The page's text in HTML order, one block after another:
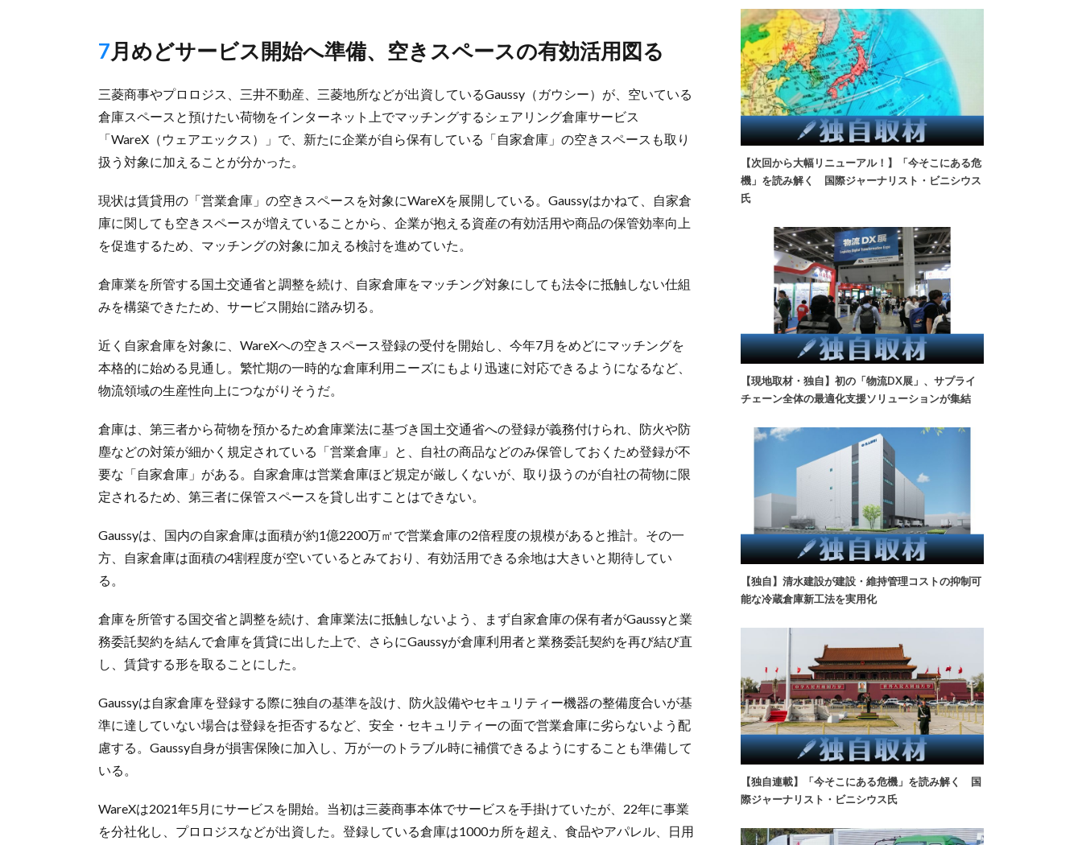
7月めどサービス開始へ準備、空きスペースの有効活用図る
三菱商事やプロロジス、三井不動産、三菱地所などが出資しているGaussy（ガウシー）が、空いている
倉庫スペースと預けたい荷物をインターネット上でマッチングするシェアリング倉庫サービス
「WareX（ウェアエックス）」で、新たに企業が自ら保有している「自家倉庫」の空きスペースも取り
扱う対象に加えることが分かった。
現状は賃貸用の「営業倉庫」の空きスペースを対象にWareXを展開している。Gaussyはかねて、自家倉
庫に関しても空きスペースが増えていることから、企業が抱える資産の有効活用や商品の保管効率向上
を促進するため、マッチングの対象に加える検討を進めていた。
倉庫業を所管する国土交通省と調整を続け、自家倉庫をマッチング対象にしても法令に抵触しない仕組
みを構築できたため、サービス開始に踏み切る。
近く自家倉庫を対象に、WareXへの空きスペース登録の受付を開始し、今年7月をめどにマッチングを
本格的に始める見通し。繁忙期の一時的な倉庫利用ニーズにもより迅速に対応できるようになるなど、
物流領域の生産性向上につながりそうだ。
倉庫は、第三者から荷物を預かるため倉庫業法に基づき国土交通省への登録が義務付けられ、防火や防
塵などの対策が細かく規定されている「営業倉庫」と、自社の商品などのみ保管しておくため登録が不
要な「自家倉庫」がある。自家倉庫は営業倉庫ほど規定が厳しくないが、取り扱うのが自社の荷物に限
定されるため、第三者に保管スペースを貸し出すことはできない。
Gaussyは、国内の自家倉庫は面積が約1億2200万㎡で営業倉庫の2倍程度の規模があると推計。その一
方、自家倉庫は面積の4割程度が空いているとみており、有効活用できる余地は大きいと期待してい
る。
倉庫を所管する国交省と調整を続け、倉庫業法に抵触しないよう、まず自家倉庫の保有者がGaussyと業
務委託契約を結んで倉庫を賃貸に出した上で、さらにGaussyが倉庫利用者と業務委託契約を再び結び直
し、賃貸する形を取ることにした。
Gaussyは自家倉庫を登録する際に独自の基準を設け、防火設備やセキュリティー機器の整備度合いが基
準に達していない場合は登録を拒否するなど、安全・セキュリティーの面で営業倉庫に劣らないよう配
慮する。Gaussy自身が損害保険に加入し、万が一のトラブル時に補償できるようにすることも準備して
いる。
WareXは2021年5月にサービスを開始。当初は三菱商事本体でサービスを手掛けていたが、22年に事業
を分社化し、プロロジスなどが出資した。登録している倉庫は1000カ所を超え、食品やアパレル、日用
【次回から大幅リニューアル！】「今そこにある危
機」を読み解く 国際ジャーナリスト・ビニシウス
氏
【現地取材・独自】初の「物流DX展」、サプライ
チェーン全体の最適化支援ソリューションが集結
【独自】清水建設が建設・維持管理コストの抑制可
能な冷蔵倉庫新工法を実用化
【独自連載】「今そこにある危機」を読み解く 国
際ジャーナリスト・ビニシウス氏